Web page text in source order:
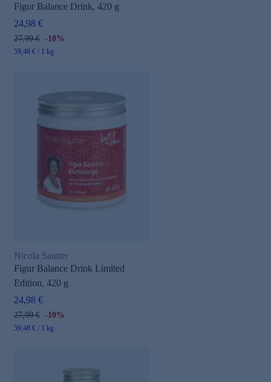
Figur Balance Drink, 420 g
24,98 €
27,99 € -10%
59,48 € / 1 kg
Nicola Sautter
Figur Balance Drink Limited
Edition, 420 g
24,98 €
27,99 € -10%
59,48 € / 1 kg